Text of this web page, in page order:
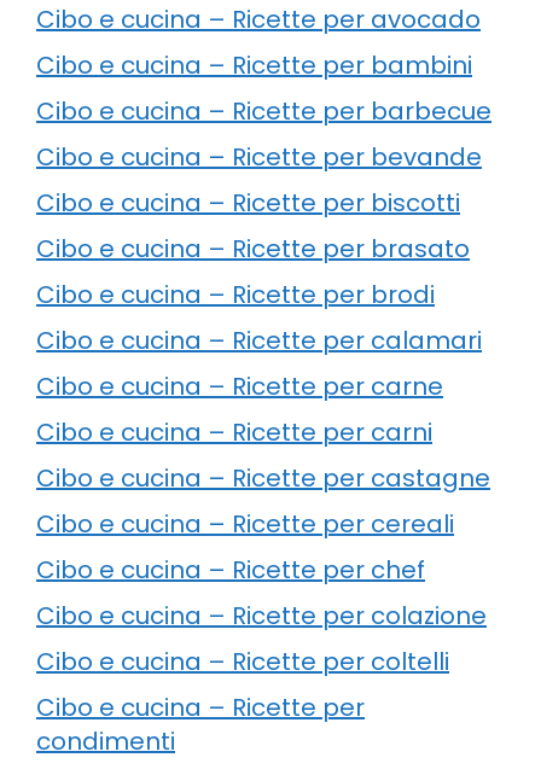
Cibo e cucina – Ricette per avocado
Cibo e cucina – Ricette per bambini
Cibo e cucina – Ricette per barbecue
Cibo e cucina – Ricette per bevande
Cibo e cucina – Ricette per biscotti
Cibo e cucina – Ricette per brasato
Cibo e cucina – Ricette per brodi
Cibo e cucina – Ricette per calamari
Cibo e cucina – Ricette per carne
Cibo e cucina – Ricette per carni
Cibo e cucina – Ricette per castagne
Cibo e cucina – Ricette per cereali
Cibo e cucina – Ricette per chef
Cibo e cucina – Ricette per colazione
Cibo e cucina – Ricette per coltelli
Cibo e cucina – Ricette per
condimenti